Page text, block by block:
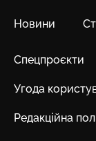
Новини
Спецпроєкти
Угода
Редакційна